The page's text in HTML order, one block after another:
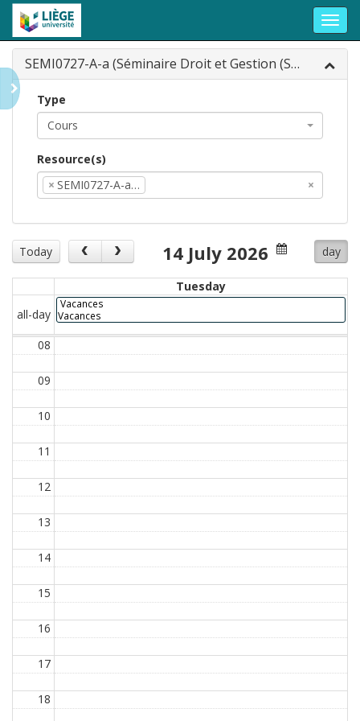
SEMI0727-A-a (Séminaire Droit et Gestion (SE...
Type
Cours
Resource(s)
×
× SEMI0727-A-a…
Today day
14 July 2026
Tuesday
all-day
Vacances
Vacances
08
09
10
11
12
13
14
15
16
17
18